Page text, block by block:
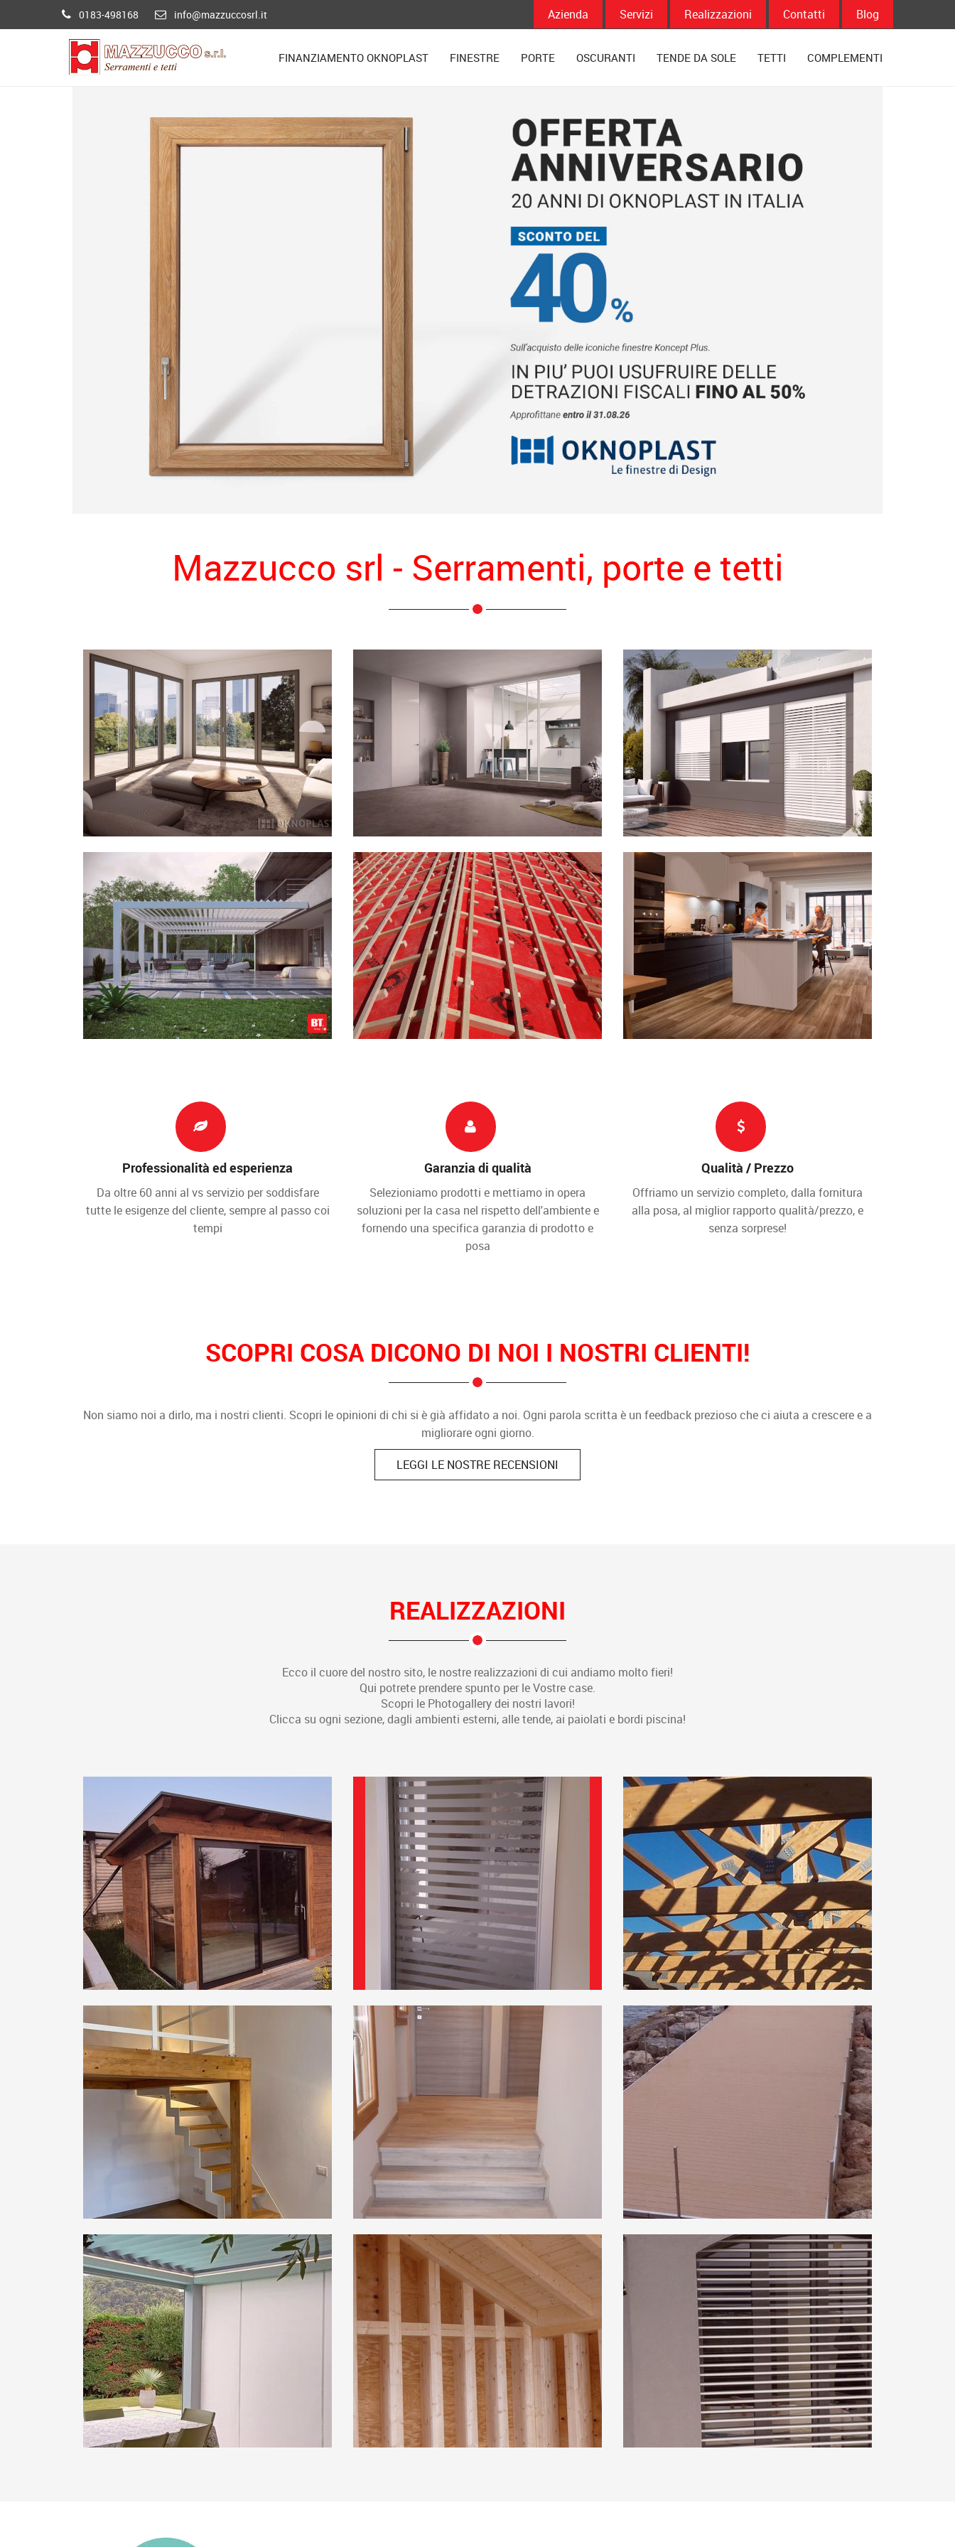
0183-498168 info@mazzuccosrl.it Azienda Servizi Realizzazioni Contatti Blog
FINANZIAMENTO OKNOPLAST FINESTRE PORTE OSCURANTI TENDE DA SOLE TETTI COMPLEMENTI
Mazzucco srl - Serramenti, porte e tetti
Professionalità ed esperienza
Da oltre 60 anni al vs servizio per soddisfare
tutte le esigenze del cliente, sempre al passo coi
tempi
Garanzia di qualità
Selezioniamo prodotti e mettiamo in opera
soluzioni per la casa nel rispetto dell'ambiente e
fornendo una specifica garanzia di prodotto e
posa
Qualità / Prezzo
Offriamo un servizio completo, dalla fornitura
alla posa, al miglior rapporto qualità/prezzo, e
senza sorprese!
SCOPRI COSA DICONO DI NOI I NOSTRI CLIENTI!
Non siamo noi a dirlo, ma i nostri clienti. Scopri le opinioni di chi si è già affidato a noi. Ogni parola scritta è un feedback prezioso che ci aiuta a crescere e a
migliorare ogni giorno.
LEGGI LE NOSTRE RECENSIONI
REALIZZAZIONI
Ecco il cuore del nostro sito, le nostre realizzazioni di cui andiamo molto fieri!
Qui potrete prendere spunto per le Vostre case.
Scopri le Photogallery dei nostri lavori!
Clicca su ogni sezione, dagli ambienti esterni, alle tende, ai paiolati e bordi piscina!